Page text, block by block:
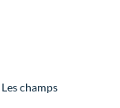
Les champs